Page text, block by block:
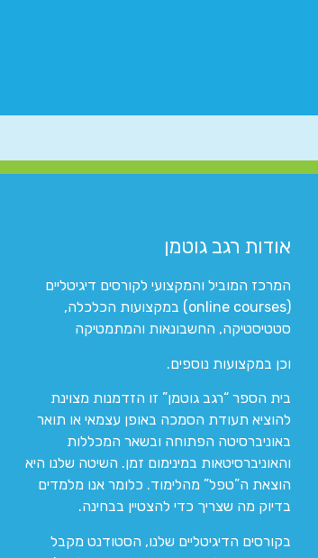
אודות רגב גוטמן
המרכז המוביל והמקצועי לקורסים דיגיטליים
(online courses) במקצועות הכלכלה,
סטטיסטיקה, החשבונאות והמתמטיקה
וכן במקצועות נוספים.
בית הספר “רגב גוטמן” זו הזדמנות מצוינת
להוציא תעודת הסמכה באופן עצמאי או תואר
באוניברסיטה הפתוחה ובשאר המכללות
והאוניברסיטאות במינימום זמן. השיטה שלנו היא
הוצאת ה”טפל” מהלימוד. כלומר אנו מלמדים
בדיוק מה שצריך כדי להצטיין בבחינה.
בקורסים הדיגיטליים שלנו, הסטודנט מקבל